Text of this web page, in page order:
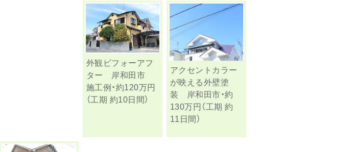
外観ビフォーアフ
ター 岸和田市
施工例・約120万円
（工期 約10日間）
アクセントカラー
が映える外壁塗
装 岸和田市・約
130万円（工期 約
11日間）